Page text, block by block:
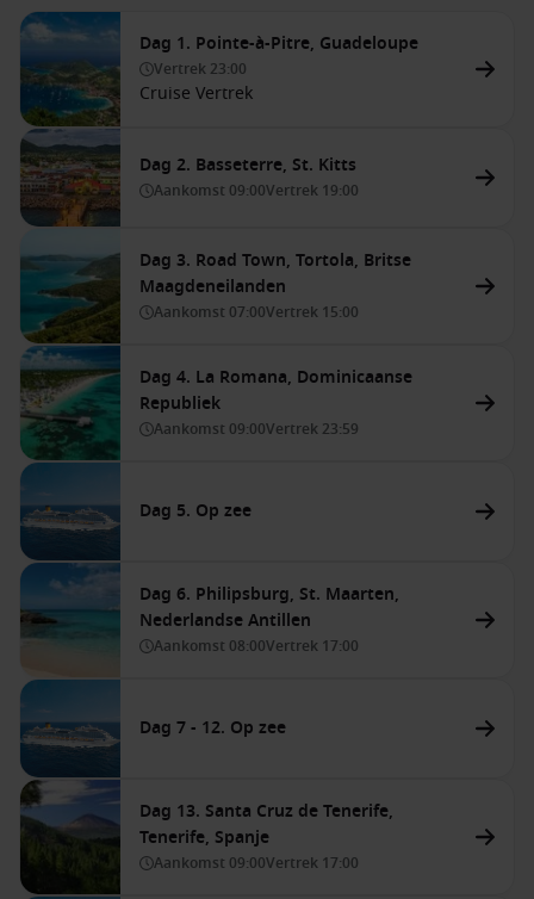
Dag 1. Pointe-à-Pitre, Guadeloupe
Vertrek 23:00
Cruise Vertrek
Dag 2. Basseterre, St. Kitts
Aankomst 09:00Vertrek 19:00
Dag 3. Road Town, Tortola, Britse
Maagdeneilanden
Aankomst 07:00Vertrek 15:00
Dag 4. La Romana, Dominicaanse
Republiek
Aankomst 09:00Vertrek 23:59
Dag 5. Op zee
Dag 6. Philipsburg, St. Maarten,
Nederlandse Antillen
Aankomst 08:00Vertrek 17:00
Dag 7 - 12. Op zee
Dag 13. Santa Cruz de Tenerife,
Tenerife, Spanje
Aankomst 09:00Vertrek 17:00